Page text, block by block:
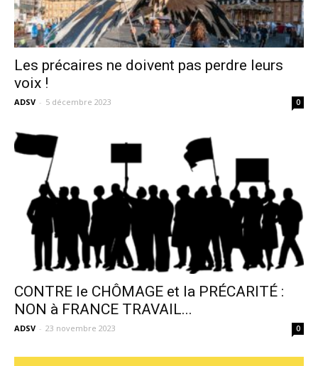
Les précaires ne doivent pas perdre leurs
voix !
ADSV - 5 décembre 2023 0
CONTRE le CHÔMAGE et la PRÉCARITÉ :
NON à FRANCE TRAVAIL...
ADSV - 23 novembre 2023 0